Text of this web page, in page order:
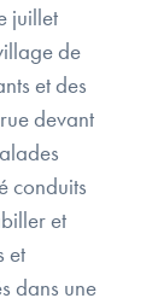
juillet
de
et des
devant
conduits
et
et
dans une